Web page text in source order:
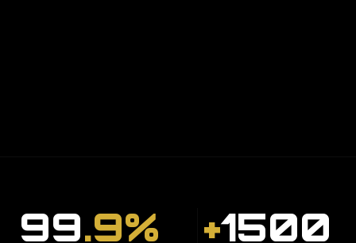
99.9% +1500